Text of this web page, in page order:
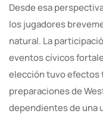
Desde esa
los jugadores
natural. La
eventos cívicos
elección tuvo efectos
preparaciones de
dependientes de una